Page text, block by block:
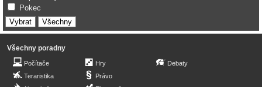
Pokec
Všechny poradny
Počítače
Teraristika
Hry
Právo
Debaty